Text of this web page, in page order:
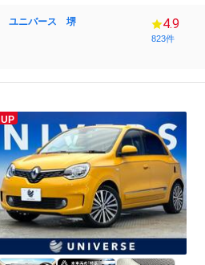
ユニバース 堺 4.9
823件
UP